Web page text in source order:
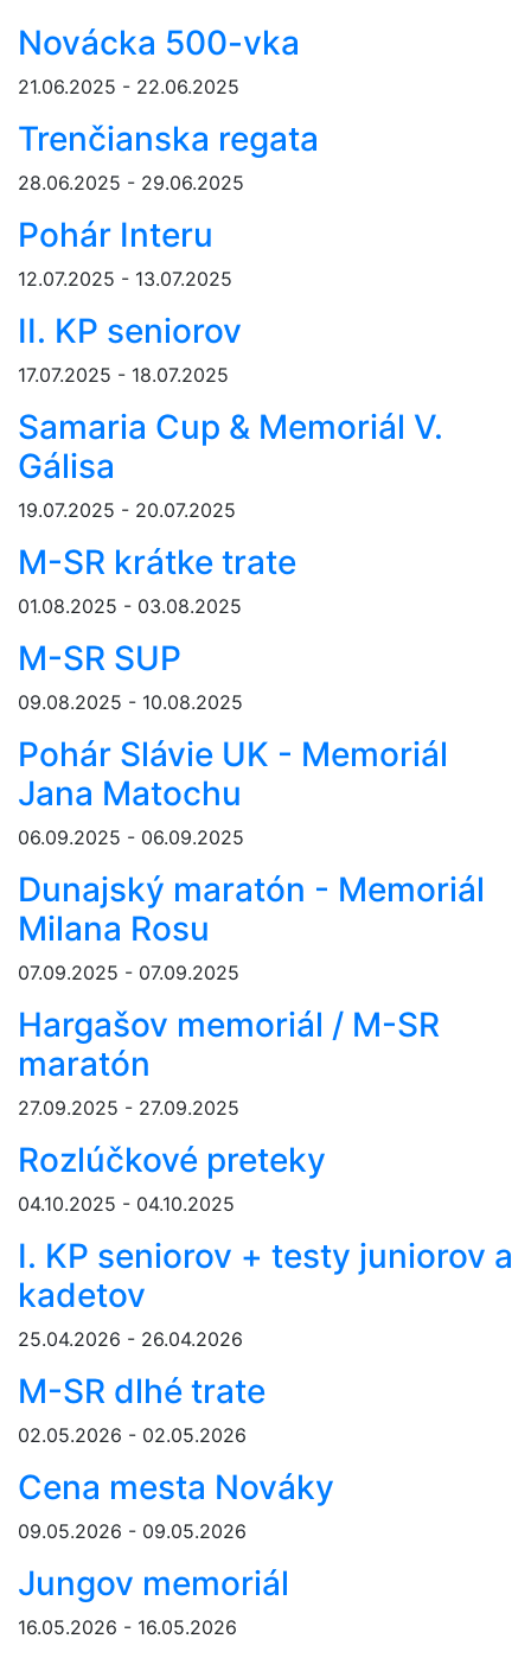
Novácka 500-vka
21.06.2025 - 22.06.2025
Trenčianska regata
28.06.2025 - 29.06.2025
Pohár Interu
12.07.2025 - 13.07.2025
II. KP seniorov
17.07.2025 - 18.07.2025
Samaria Cup & Memoriál V.
Gálisa
19.07.2025 - 20.07.2025
M-SR krátke trate
01.08.2025 - 03.08.2025
M-SR SUP
09.08.2025 - 10.08.2025
Pohár Slávie UK - Memoriál
Jana Matochu
06.09.2025 - 06.09.2025
Dunajský maratón - Memoriál
Milana Rosu
07.09.2025 - 07.09.2025
Hargašov memoriál / M-SR
maratón
27.09.2025 - 27.09.2025
Rozlúčkové preteky
04.10.2025 - 04.10.2025
I. KP seniorov + testy juniorov a
kadetov
25.04.2026 - 26.04.2026
M-SR dlhé trate
02.05.2026 - 02.05.2026
Cena mesta Nováky
09.05.2026 - 09.05.2026
Jungov memoriál
16.05.2026 - 16.05.2026